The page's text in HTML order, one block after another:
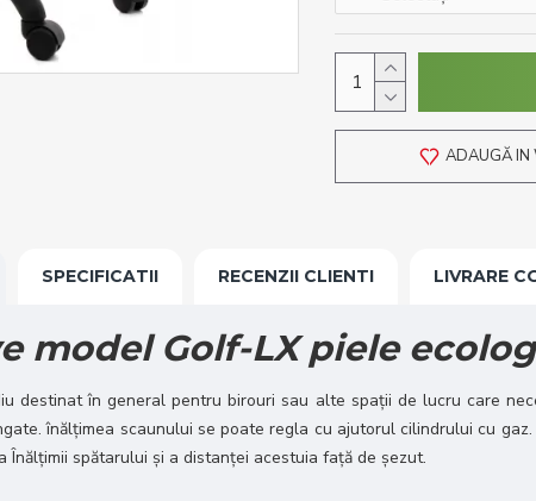
ADAUGĂ IN
SPECIFICATII RECENZII CLIENTI LIVRARE
model Golf-LX piele
destinat în general pentru birouri sau alte spații de lucru care
înălțimea scaunului se poate regla cu ajutorul cilindrului cu
spătarului și a distanței acestuia față de șezut.